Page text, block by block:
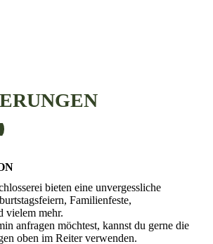
bieten eine unvergessliche
Familienfeste,
vielem mehr.
anfragen möchtest, kannst du gerne die
oben im Reiter verwenden.